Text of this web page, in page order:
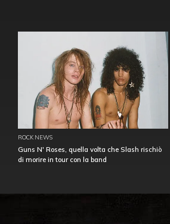
ROCK NEWS
Guns N' Roses, quella volta che Slash rischiò
di morire in tour con la band